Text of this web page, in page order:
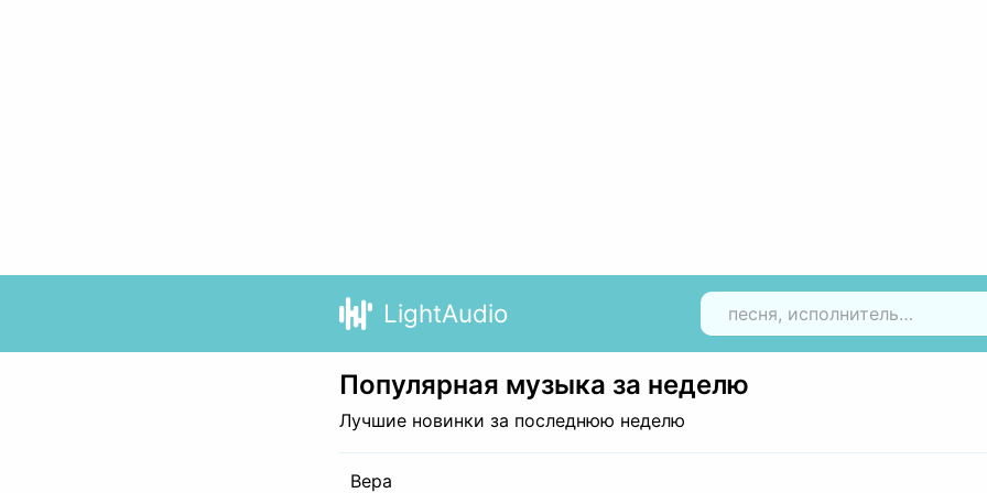
LightAudio
Популярная музыка за неделю
Лучшие новинки за последнюю неделю
Вера